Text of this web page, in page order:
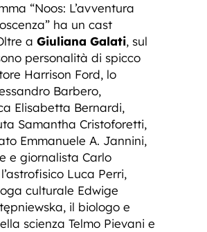
“Noos: L’avventura
ha un cast
a Giuliana Galati, sul
personalità di spicco
Harrison Ford, lo
Barbero,
Elisabetta Bernardi,
Samantha Cristoforetti,
Emmanuele A. Jannini,
e giornalista Carlo
Luca Perri,
culturale Edwige
il biologo e
scienza Telmo Pievani e